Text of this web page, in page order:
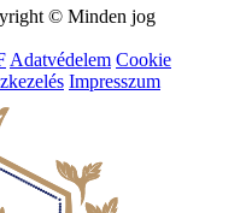
© Minden jog
Adatvédelem Cookie
Impresszum